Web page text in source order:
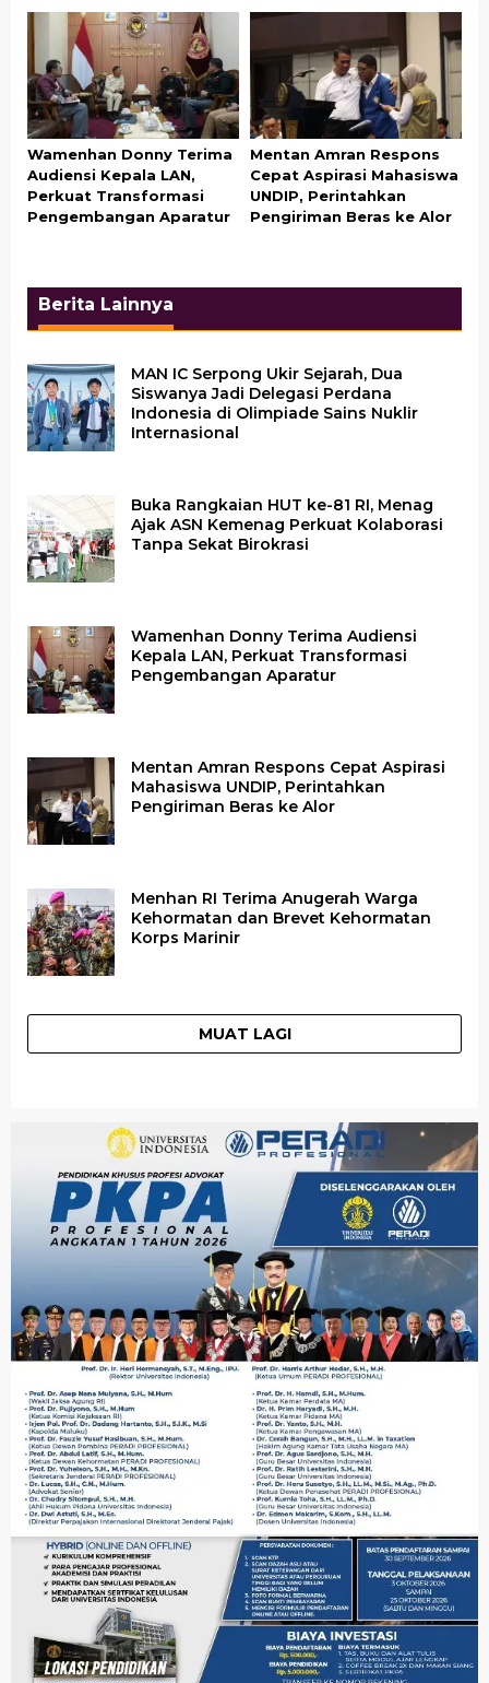
Wamenhan Donny Terima
Audiensi Kepala LAN,
Perkuat Transformasi
Pengembangan Aparatur
Mentan Amran Respons
Cepat Aspirasi Mahasiswa
UNDIP, Perintahkan
Pengiriman Beras ke Alor
Berita Lainnya
MAN IC Serpong Ukir Sejarah, Dua
Siswanya Jadi Delegasi Perdana
Indonesia di Olimpiade Sains Nuklir
Internasional
Buka Rangkaian HUT ke-81 RI, Menag
Ajak ASN Kemenag Perkuat Kolaborasi
Tanpa Sekat Birokrasi
Wamenhan Donny Terima Audiensi
Kepala LAN, Perkuat Transformasi
Pengembangan Aparatur
Mentan Amran Respons Cepat Aspirasi
Mahasiswa UNDIP, Perintahkan
Pengiriman Beras ke Alor
Menhan RI Terima Anugerah Warga
Kehormatan dan Brevet Kehormatan
Korps Marinir